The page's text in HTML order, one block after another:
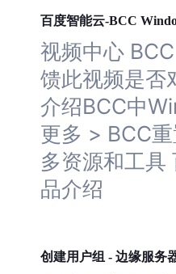
百度智能云-BCC
视频中心
馈此视频是否
介绍BCC中
更多 > BCC
多资源和工具
品介绍
创建用户组 - 边缘服务